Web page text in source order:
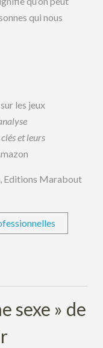
qui nous
les jeux
et leurs
, Editions Marabout
sexe » de